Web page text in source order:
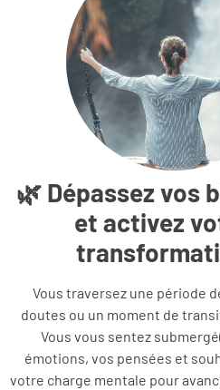
🌿 Dépassez vos
et activez
Vous traversez une période
doutes ou un moment de
Vous vous sentez
émotions, vos pensées et
votre charge mentale pour